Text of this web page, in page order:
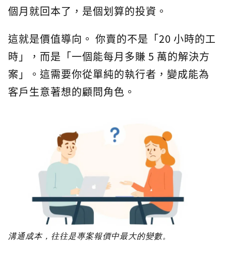
個月就回本了，是個划算的投資。
這就是價值導向。 你賣的不是「20 小時的工
時」，而是「一個能每月多賺 5 萬的解決方
案」。這需要你從單純的執行者，變成能為
客戶生意著想的顧問角色。
溝通成本，往往是專案報價中最大的變數。